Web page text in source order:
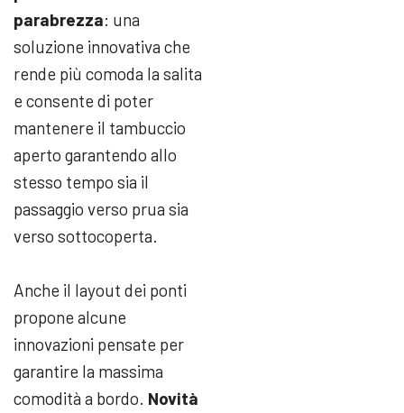
parabrezza: una
soluzione innovativa che
rende più comoda la salita
e consente di poter
mantenere il tambuccio
aperto garantendo allo
stesso tempo sia il
passaggio verso prua sia
verso sottocoperta.
Anche il layout dei ponti
propone alcune
innovazioni pensate per
garantire la massima
comodità a bordo. Novità